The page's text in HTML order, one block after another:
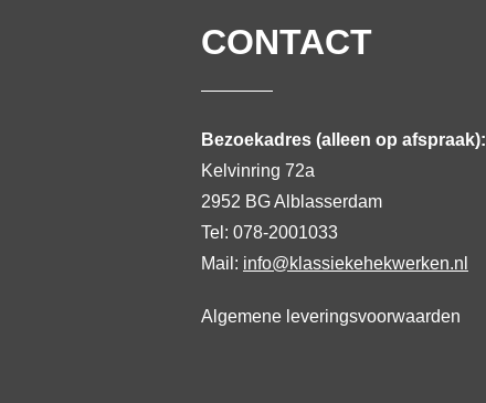
CONTACT
Bezoekadres (alleen op afspraak):
Kelvinring 72a
2952 BG Alblasserdam
Tel: 078-2001033
Mail: info@klassiekehekwerken.nl
Algemene leveringsvoorwaarden